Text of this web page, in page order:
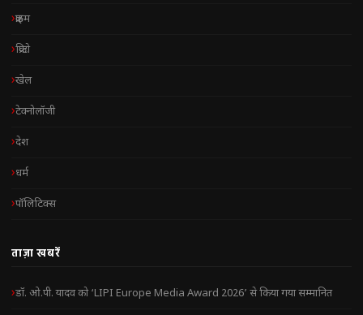
क्राइम
क्रिप्टो
खेल
टेक्नोलॉजी
देश
धर्म
पॉलिटिक्स
ताज़ा खबरें
डॉ. ओ.पी. यादव को ‘LIPI Europe Media Award 2026’ से किया गया सम्मानित